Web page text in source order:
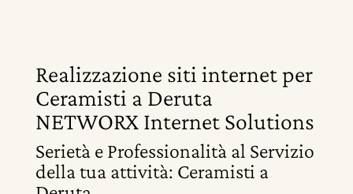
Realizzazione siti internet per
Ceramisti a Deruta
NETWORX Internet Solutions
Serietà e Professionalità al Servizio
della tua attività: Ceramisti a